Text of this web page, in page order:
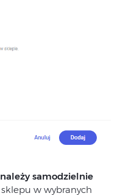
należy samodzielnie
sklepu w wybranych